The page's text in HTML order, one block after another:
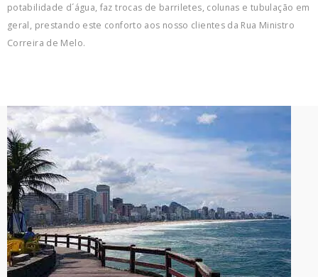
potabilidade d´água, faz trocas de barriletes, colunas e tubulação em
geral, prestando este conforto aos nosso clientes da Rua Ministro
Correira de Melo.